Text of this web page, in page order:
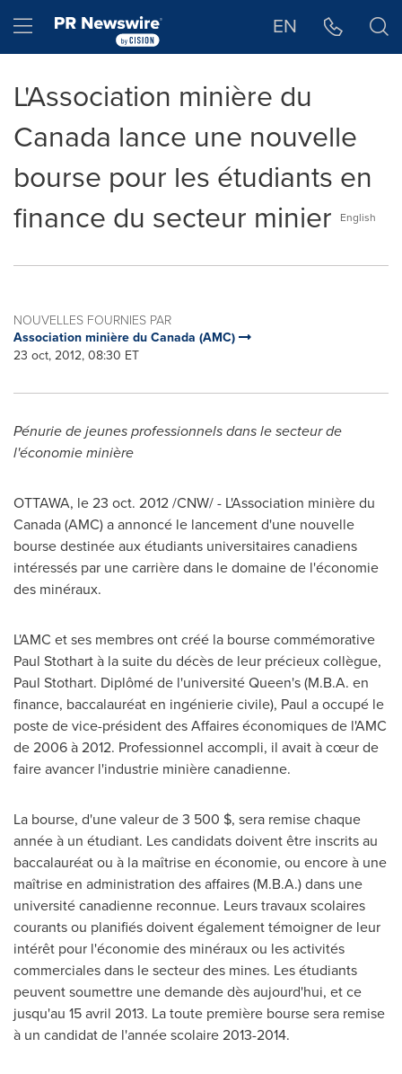
Hamburger menu EN
L'Association minière du
Canada lance une nouvelle
bourse pour les étudiants en
finance du secteur minier
English
NOUVELLES FOURNIES PAR
Association minière du Canada (AMC)
23 oct, 2012, 08:30 ET
Pénurie de jeunes professionnels dans le secteur de
l'économie minière
OTTAWA, le23 oct. 2012/CNW/ - L'Association minière du
Canada(AMC) a annoncé le lancement d'une nouvelle
bourse destinée aux étudiants universitaires canadiens
intéressés par une carrière dans le domaine de l'économie
des minéraux.
L'AMC et ses membres ont créé la bourse commémorative
Paul Stothart à la suite du décès de leur précieux collègue,
Paul Stothart. Diplômé de l'université Queen's (M.B.A. en
finance, baccalauréat en ingénierie civile), Paul a occupé le
poste de vice-président des Affaires économiques de l'AMC
de 2006 à 2012. Professionnel accompli, il avait à cœur de
faire avancer l'industrie minière canadienne.
La bourse, d'une valeur de 3 500 $, sera remise chaque
année à un étudiant. Les candidats doivent être inscrits au
baccalauréat ou à la maîtrise en économie, ou encore à une
maîtrise en administration des affaires (M.B.A.) dans une
université canadienne reconnue. Leurs travaux scolaires
courants ou planifiés doivent également témoigner de leur
intérêt pour l'économie des minéraux ou les activités
commerciales dans le secteur des mines. Les étudiants
peuvent soumettre une demande dès aujourd'hui, et ce
jusqu'au 15 avril 2013. La toute première bourse sera remise
à un candidat de l'année scolaire 2013-2014.